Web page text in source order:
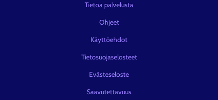
Tietoa palvelusta
Ohjeet
Käyttöehdot
Tietosuojaselosteet
Evästeseloste
Saavutettavuus